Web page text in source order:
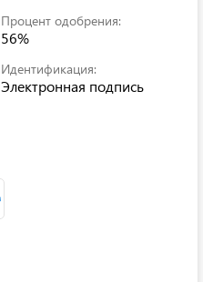
Процент одобрения:
56%
Идентификация:
Электронная подпись